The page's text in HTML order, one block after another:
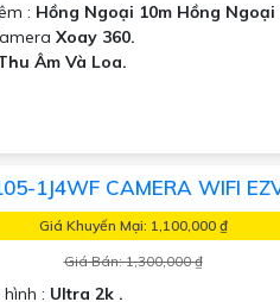
: Hồng Ngoại 10m Hồng Ngoại
Xoay 360.
Âm Và Loa.
1J4WF CAMERA WIFI
Giá Khuyến Mại: 1,100,000 ₫
Giá Bán: 1,300,000 ₫
: Ultra 2k .